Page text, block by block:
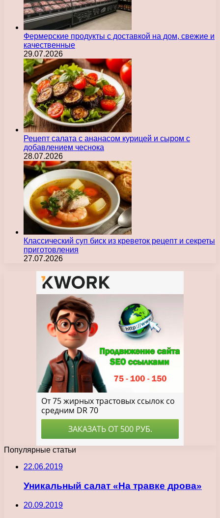
Фермерские продукты с доставкой на дом, свежие и
качественные
29.07.2026
Рецепт салата с ананасом курицей и сыром с
добавлением чеснока
28.07.2026
Классический суп биск из креветок рецепт и секреты
приготовления
27.07.2026
Популярные статьи
22.06.2019
Уникальный салат «На травке дрова»
20.09.2019